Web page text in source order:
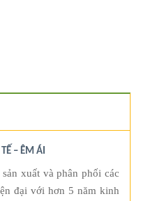
– ÊM ÁI
xuất và phân phối các
đại với hơn 5 năm kinh